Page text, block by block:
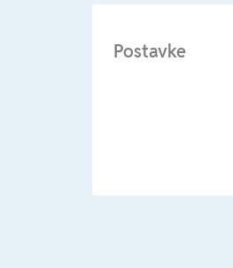
Postavke